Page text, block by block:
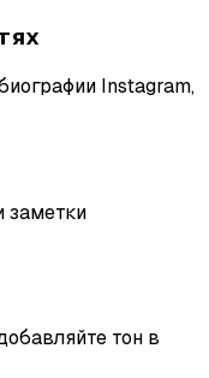
Instagram,
заметки
тон в